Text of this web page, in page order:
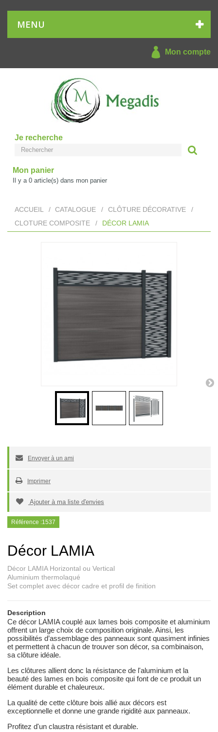
MENU
Mon compte
Je recherche
Mon panier
Il y a 0 article(s) dans mon panier
ACCUEIL / CATALOGUE / CLÔTURE DÉCORATIVE
/
CLOTURE COMPOSITE
/ DÉCOR LAMIA
Envoyer à un ami
Imprimer
Ajouter à ma liste d'envies
Référence :1537
Décor LAMIA
Décor LAMIA Horizontal ou Vertical
Aluminium thermolaqué
Set complet avec décor cadre et profil de finition
Description
Ce décor LAMIA couplé aux lames bois composite et aluminium
offrent un large choix de composition originale. Ainsi, les
possibilités d’assemblage des panneaux sont quasiment infinies
et permettent à chacun de trouver son décor, sa combinaison,
sa clôture idéale.
Les clôtures allient donc la résistance de l'aluminium et la
beauté des lames en bois composite qui font de ce produit un
élément durable et chaleureux.
La qualité de cette clôture bois allié aux décors est
exceptionnelle et donne une grande rigidité aux panneaux.
Profitez d'un claustra résistant et durable.